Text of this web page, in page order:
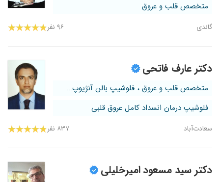
متخصص قلب و عروق
گاندی ۹۶ نفر
دکتر عارف فاتحی
متخصص قلب و عروق ، فلوشیپ بالن آنژیوپ...
فلوشیپ درمان انسداد کامل عروق قلبی
سعادت‌آباد ۸۳۷ نفر
دکتر سید مسعود امیرخلیلی